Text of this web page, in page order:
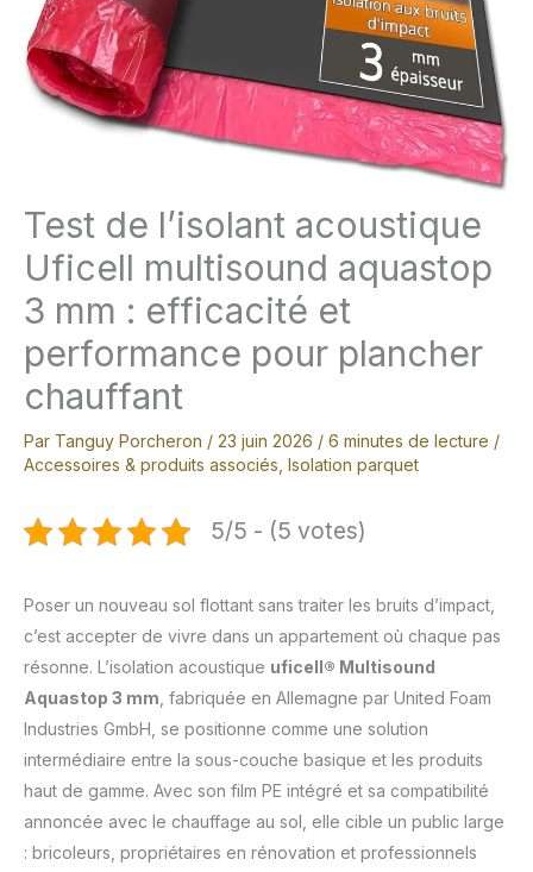
Test de l’isolant acoustique
Uficell multisound aquastop
3 mm : efficacité et
performance pour plancher
chauffant
Par Tanguy Porcheron / 23 juin 2026 / 6 minutes de lecture /
Accessoires & produits associés Isolation parquet
5/5 - (5 votes)
Poser un nouveau sol flottant sans traiter les bruits d’impact,
c’est accepter de vivre dans un appartement où chaque pas
résonne. L’isolation acoustique uficell® Multisound
Aquastop 3 mm , fabriquée en Allemagne par United Foam
Industries GmbH, se positionne comme une solution
intermédiaire entre la sous-couche basique et les produits
haut de gamme. Avec son film PE intégré et sa compatibilité
annoncée avec le chauffage au sol, elle cible un public large
: bricoleurs, propriétaires en rénovation et professionnels